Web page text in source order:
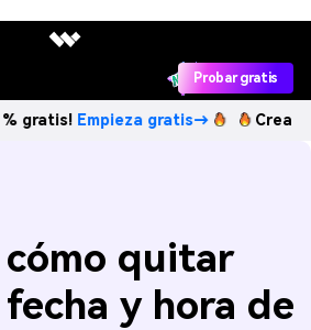
Probar gratis
Empieza gratis→ Crea imágenes
quitar
y hora de